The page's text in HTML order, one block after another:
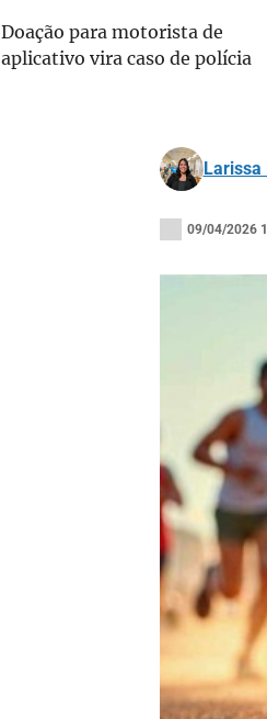
Doação para motorista de
aplicativo vira caso de polícia
Larissa
09/04/2026